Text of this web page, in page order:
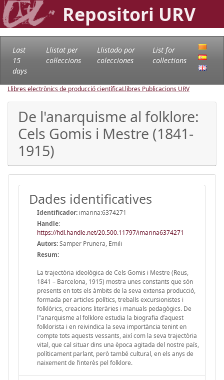
Repositori URV
Last
15
days
Llistat per
col·leccions
Llistado por
colecciones
List for
collections
Llibres electrònics de producció científicaLlibres Publicacions URV
De l'anarquisme al folklore:
Cels Gomis i Mestre (1841-
1915)
Dades identificatives
Identificador: imarina:6374271
Handle:
https://hdl.handle.net/20.500.11797/imarina6374271
Autors:Samper Prunera, Emili
Resum:
La trajectòria ideològica de Cels Gomis i Mestre (Reus,
1841 – Barcelona, 1915) mostra unes constants que són
presents en tots els àmbits de la seva extensa producció,
formada per articles polítics, treballs excursionistes i
folklòrics, creacions literàries i manuals pedagògics. De
l"anarquisme al folklore estudia la biografia d’aquest
folklorista i en reivindica la seva importància tenint en
compte tots aquests vessants, així com la seva trajectòria
vital, que cal situar dins una època agitada del nostre país,
políticament parlant, però també cultural, en els anys de
naixement de l’interès pel folklore.